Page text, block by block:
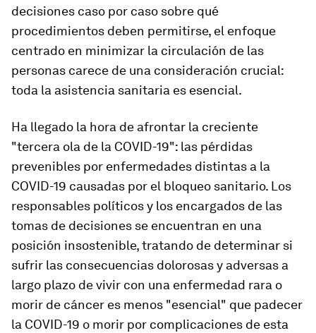
decisiones caso por caso sobre qué
procedimientos deben permitirse, el enfoque
centrado en minimizar la circulación de las
personas carece de una consideración crucial:
toda la asistencia sanitaria es esencial.
Ha llegado la hora de afrontar la creciente
"tercera ola de la COVID-19": las pérdidas
prevenibles por enfermedades distintas a la
COVID-19 causadas por el bloqueo sanitario. Los
responsables políticos y los encargados de las
tomas de decisiones se encuentran en una
posición insostenible, tratando de determinar si
sufrir las consecuencias dolorosas y adversas a
largo plazo de vivir con una enfermedad rara o
morir de cáncer es menos "esencial" que padecer
la COVID-19 o morir por complicaciones de esta